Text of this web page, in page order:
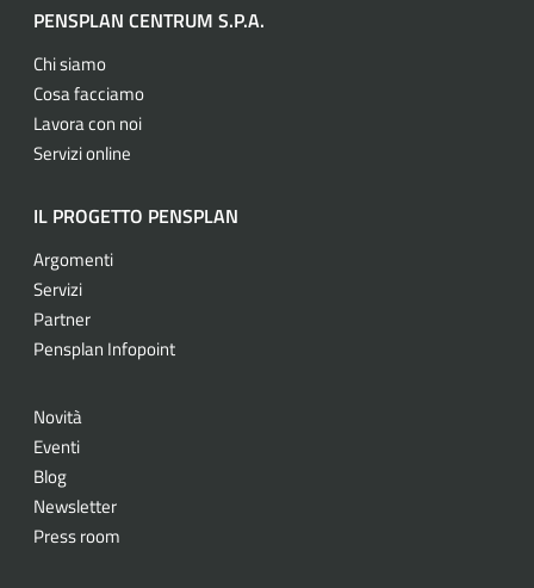
PENSPLAN CENTRUM S.P.A.
Chi siamo
Cosa facciamo
Lavora con noi
Servizi online
IL PROGETTO PENSPLAN
Argomenti
Servizi
Partner
Pensplan Infopoint
Novità
Eventi
Blog
Newsletter
Press room